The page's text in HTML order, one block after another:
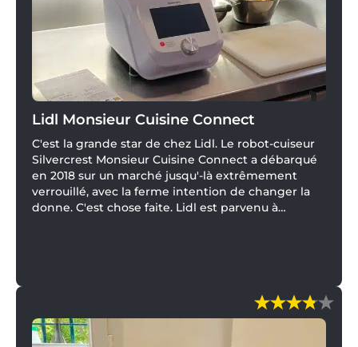
Lidl Monsieur Cuisine Connect
C'est la grande star de chez Lidl. Le robot-cuiseur
Silvercrest Monsieur Cuisine Connect a débarqué
en 2018 sur un marché jusqu'-là extrêmement
verrouillé, avec la ferme intention de changer la
donne. C'est chose faite. Lidl est parvenu à